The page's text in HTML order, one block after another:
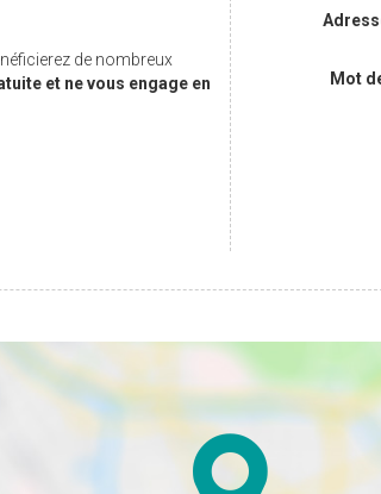
de nombreux
et ne vous engage en
Mot